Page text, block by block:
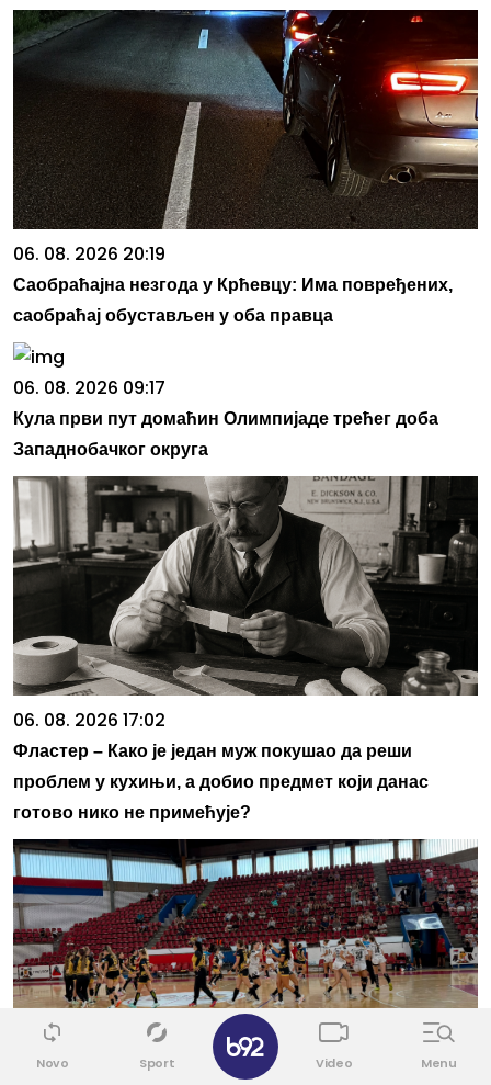
06. 08. 2026 20:19
Саобраћајна незгода у Крћевцу: Има повређених,
саобраћај обустављен у оба правца
06. 08. 2026 09:17
Кула први пут домаћин Олимпијаде трећег доба
Западнобачког округа
06. 08. 2026 17:02
Фластер – Како је један муж покушао да реши
проблем у кухињи, а добио предмет који данас
готово нико не примећује?
Novo Sport Video Menu
✕